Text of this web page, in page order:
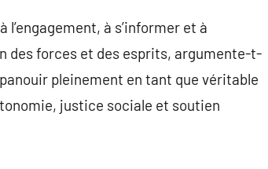
à s’informer et à
des forces et des esprits, argumente-t-
pleinement en tant que véritable
justice sociale et soutien